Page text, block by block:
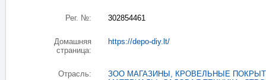
Рег. №: 302854461
Домашняя
страница:
https://depo-diy.lt/
Отрасль: ЗОО МАГАЗИНЫ , КРОВЕЛЬНЫЕ